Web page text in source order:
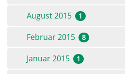
August 2015 1
Februar 2015 8
Januar 2015 1